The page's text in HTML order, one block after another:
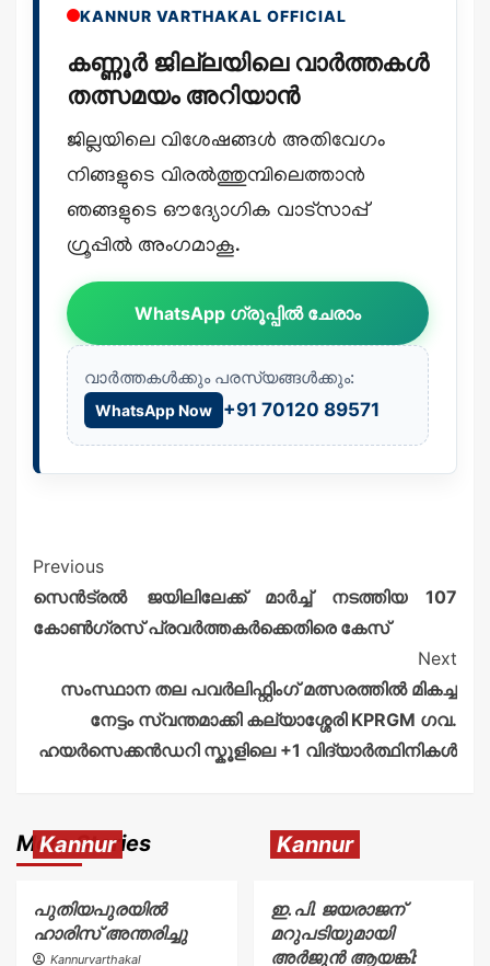
KANNUR VARTHAKAL OFFICIAL
കണ്ണൂർ ജില്ലയിലെ വാർത്തകൾ
തത്സമയം അറിയാൻ
ജില്ലയിലെ വിശേഷങ്ങൾ അതിവേഗം
നിങ്ങളുടെ വിരൽത്തുമ്പിലെത്താൻ
ഞങ്ങളുടെ ഔദ്യോഗിക വാട്സാപ്പ്
ഗ്രൂപ്പിൽ അംഗമാകൂ.
WhatsApp ഗ്രൂപ്പിൽ ചേരാം
വാർത്തകൾക്കും പരസ്യങ്ങൾക്കും:
WhatsApp Now +91 70120 89571
Previous
സെൻട്രൽ ജയിലിലേക്ക് മാർച്ച് നടത്തിയ 107
കോൺഗ്രസ് പ്രവർത്തകർക്കെതിരെ കേസ്
Next
സംസ്ഥാന തല പവർലിഫ്റ്റിംഗ് മത്സരത്തിൽ മികച്ച
നേട്ടം സ്വന്തമാക്കി കല്യാശ്ശേരി KPRGM ഗവ.
ഹയർസെക്കൻഡറി സ്കൂളിലെ +1 വിദ്യാർത്ഥിനികൾ
More Stories
Kannur
പുതിയപുരയിൽ
ഹാരിസ് അന്തരിച്ചു
Kannurvarthakal
Kannur
ഇ.പി. ജയരാജന്
മറുപടിയുമായി
അർജുൻ ആയങ്കി: